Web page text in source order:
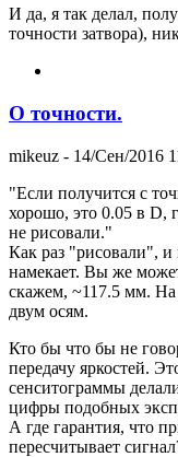
И да, я так делал,
точности затвора),
О точности.
mikeuz - 14/Сен/2016
"Если получится с
хорошо, это 0.05 в D,
не рисовали."
Как раз "рисовали",
намекает. Вы же
скажем, ~117.5 мм.
двум осям.
Кто бы что бы не
передачу яркостей.
сенситограммы
цифры подобных
А где гарантия, что
пересчитывает